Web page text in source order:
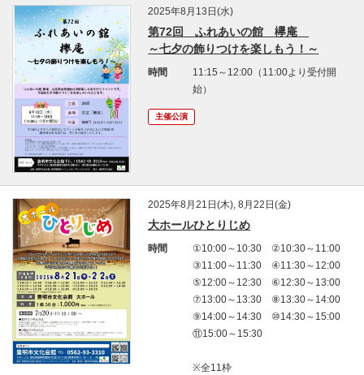
2025年8月13日(水)
第72回 ふれあいの館 欅庵
～七夕の飾りつけを楽しもう！～
時間
11:15～12:00（11:00より受付開
始）
主催公演
2025年8月21日(木), 8月22日(金)
大ホールひとりじめ
時間 ①10:00～ 10:30 ②10:30～ 11:00
③11:00～ 11:30 ④11:30～ 12:00
⑤12:00～ 12:30 ⑥12:30～ 13:00
⑦13:00～ 13:30 ⑧13:30～ 14:00
⑨14:00～ 14:30 ⑩14:30～ 15:00
⑪15:00～ 15:30
※全11枠